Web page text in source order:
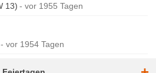
13) vor 1955 Tagen
vor 1954 Tagen